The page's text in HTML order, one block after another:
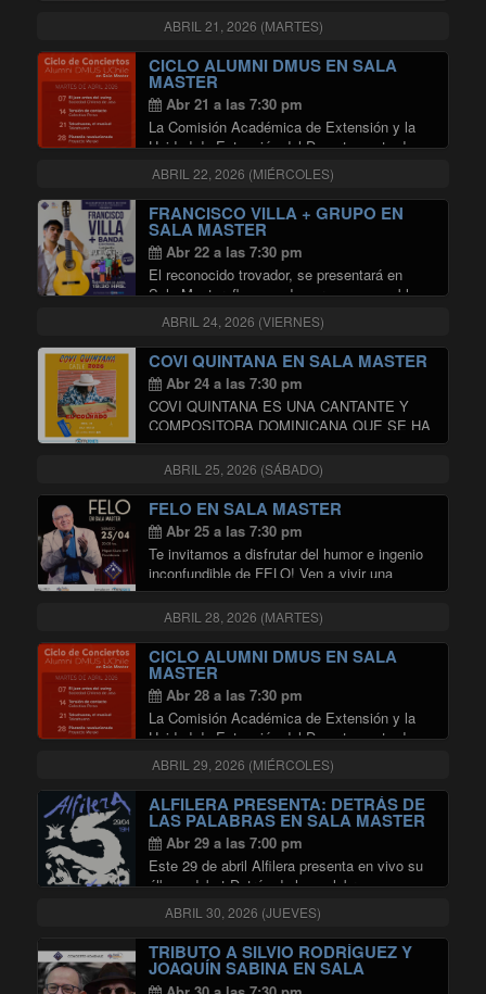
Santiago Estoy Bien Concierto íntimo que
adelantará composiciones de su próximo
álbum a ser registrado durante 2026,
marcando la despedida de …
Continuar leyendo"ESTOY BIEN + NADAR DE
ABRIL 21, 2026 (MARTES)
CICLO ALUMNI DMUS EN SALA
MASTER
Abr 21 a las 7:30 pm
La Comisión Académica de Extensión y la
Unidad de Extensión del Departamento de
Música (DMUS) de la Universidad de Chile
invitan a disfrutar del ciclo de conciertos de
alumni del DMUS, que realizarán en en …
Continuar leyendo"CICLO ALUMNI DMUS EN SALA
ABRIL 22, 2026 (MIÉRCOLES)
FRANCISCO VILLA + GRUPO EN
SALA MASTER
Abr 22 a las 7:30 pm
El reconocido trovador, se presentará en
Sala Master, flanqueado por una ensamble
de virtuosos músicos, dirigidos por su hijo
Vicente, que lo acompañarán en un justiciero
recorrido por viejas y queridas canciones de
su autoría, …Continuar leyendo"FRANCISCO
ABRIL 24, 2026 (VIERNES)
COVI QUINTANA EN SALA MASTER
Abr 24 a las 7:30 pm
COVI QUINTANA ES UNA CANTANTE Y
COMPOSITORA DOMINICANA QUE SE HA
CONVERTIDO EN LA CANTAUTORA MÁS
RELEVANTE DE SU PAÍS. SU CARRERA
COMENZÓ EN EL 2012 CON SU PRIMER
ÁLBUM «IMAGINACIÓN». COVI ES UNA
CANTAUTORA …Continuar leyendo
ABRIL 25, 2026 (SÁBADO)
FELO EN SALA MASTER
Abr 25 a las 7:30 pm
Te invitamos a disfrutar del humor e ingenio
inconfundible de FELO! Ven a vivir una
jornada llena de risas y música en la
prestigiosa Sala Master de Radio
Universidad de Chile. Sábado 25 de abril …
Continuar leyendo"FELO EN SALA MASTER"
ABRIL 28, 2026 (MARTES)
CICLO ALUMNI DMUS EN SALA
MASTER
Abr 28 a las 7:30 pm
La Comisión Académica de Extensión y la
Unidad de Extensión del Departamento de
Música (DMUS) de la Universidad de Chile
invitan a disfrutar del ciclo de conciertos de
alumni del DMUS, que realizarán en en …
Continuar leyendo"CICLO ALUMNI DMUS EN SALA
ABRIL 29, 2026 (MIÉRCOLES)
ALFILERA PRESENTA: DETRÁS DE
LAS PALABRAS EN SALA MASTER
Abr 29 a las 7:00 pm
Este 29 de abril Alfilera presenta en vivo su
álbum debut Detrás de las palabras con un
show especial en formato extendido. Ocho
músicos se encargarán de construir este
viaje sonoro acompañados de una propuesta
…Continuar leyendo"ALFILERA PRESENTA:
ABRIL 30, 2026 (JUEVES)
TRIBUTO A SILVIO RODRÍGUEZ Y
JOAQUÍN SABINA EN SALA
MASTER